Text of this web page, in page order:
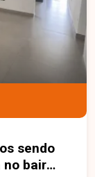
lazer
e agende
sendo
bairro